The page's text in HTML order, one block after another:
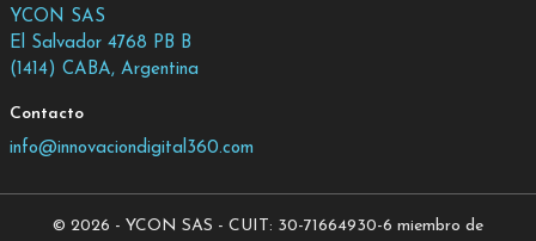
YCON SAS
El Salvador 4768 PB B
(1414) CABA, Argentina
Contacto
info@innovaciondigital360.com
© 2026 - YCON SAS - CUIT: 30-71664930-6 miembro de